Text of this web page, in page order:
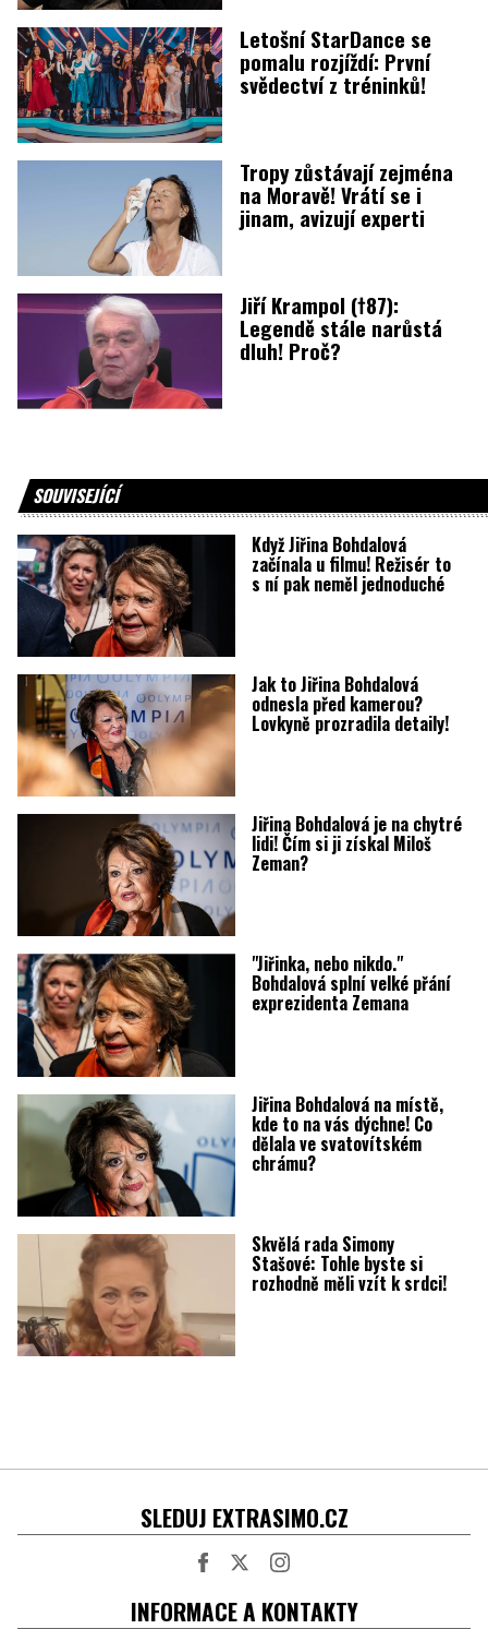
Letošní StarDance se
pomalu rozjíždí: První
svědectví z tréninků!
Tropy zůstávají zejména
na Moravě! Vrátí se i
jinam, avizují experti
Jiří Krampol (†87):
Legendě stále narůstá
dluh! Proč?
SOUVISEJÍCÍ
Když Jiřina Bohdalová
začínala u filmu! Režisér to
s ní pak neměl jednoduché
Jak to Jiřina Bohdalová
odnesla před kamerou?
Lovkyně prozradila detaily!
Jiřina Bohdalová je na chytré
lidi! Čím si ji získal Miloš
Zeman?
"Jiřinka, nebo nikdo."
Bohdalová splní velké přání
exprezidenta Zemana
Jiřina Bohdalová na místě,
kde to na vás dýchne! Co
dělala ve svatovítském
chrámu?
Skvělá rada Simony
Stašové: Tohle byste si
rozhodně měli vzít k srdci!
SLEDUJ EXTRASIMO.CZ
INFORMACE A KONTAKTY